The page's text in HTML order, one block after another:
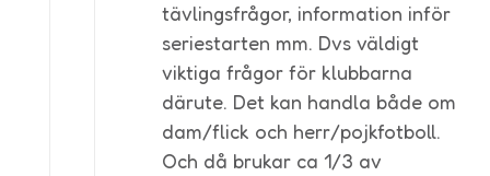
tävlingsfrågor, information inför
seriestarten mm. Dvs väldigt
viktiga frågor för klubbarna
därute. Det kan handla både om
dam/flick och herr/pojkfotboll.
Och då brukar ca 1/3 av